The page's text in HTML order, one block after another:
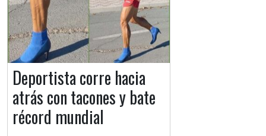
Deportista corre hacia
atrás con tacones y bate
récord mundial